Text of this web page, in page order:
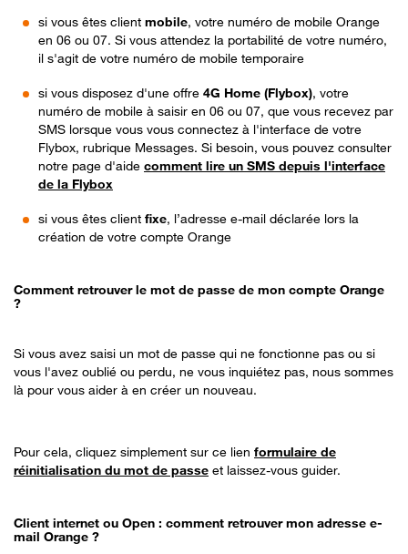
si vous êtes client mobile, votre numéro de mobile Orange
en 06 ou 07. Si vous attendez la portabilité de votre numéro,
il s'agit de votre numéro de mobile temporaire
si vous disposez d'une offre 4G Home (Flybox), votre
numéro de mobile à saisir en 06 ou 07, que vous recevez par
SMS lorsque vous vous connectez à l'interface de votre
Flybox, rubrique Messages. Si besoin, vous pouvez consulter
notre page d'aide comment lire un SMS depuis l'interface
de la Flybox
si vous êtes client fixe, l’adresse e-mail déclarée lors la
création de votre compte Orange
Comment retrouver le mot de passe de mon compte Orange
?
Si vous avez saisi un mot de passe qui ne fonctionne pas ou si
vous l'avez oublié ou perdu, ne vous inquiétez pas, nous sommes
là pour vous aider à en créer un nouveau.
Pour cela, cliquez simplement sur ce lien formulaire de
réinitialisation du mot de passe et laissez-vous guider.
Client internet ou Open : comment retrouver mon adresse e-
mail Orange ?